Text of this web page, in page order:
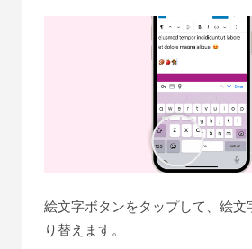
絵文字ボタンをタップして、絵文
り替えます。